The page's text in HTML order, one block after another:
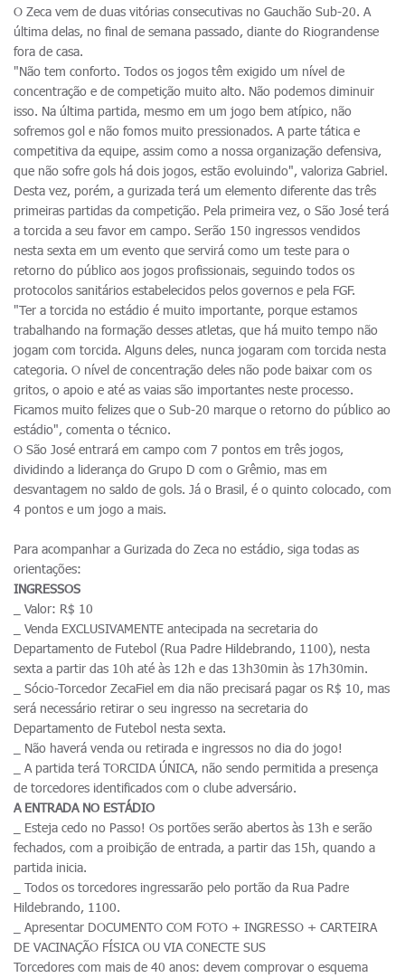
O Zeca vem de duas vitórias consecutivas no Gauchão Sub-20. A
última delas, no final de semana passado, diante do Riograndense
fora de casa.
"Não tem conforto. Todos os jogos têm exigido um nível de
concentração e de competição muito alto. Não podemos diminuir
isso. Na última partida, mesmo em um jogo bem atípico, não
sofremos gol e não fomos muito pressionados. A parte tática e
competitiva da equipe, assim como a nossa organização defensiva,
que não sofre gols há dois jogos, estão evoluindo", valoriza Gabriel.
Desta vez, porém, a gurizada terá um elemento diferente das três
primeiras partidas da competição. Pela primeira vez, o São José terá
a torcida a seu favor em campo. Serão 150 ingressos vendidos
nesta sexta em um evento que servirá como um teste para o
retorno do público aos jogos profissionais, seguindo todos os
protocolos sanitários estabelecidos pelos governos e pela FGF.
"Ter a torcida no estádio é muito importante, porque estamos
trabalhando na formação desses atletas, que há muito tempo não
jogam com torcida. Alguns deles, nunca jogaram com torcida nesta
categoria. O nível de concentração deles não pode baixar com os
gritos, o apoio e até as vaias são importantes neste processo.
Ficamos muito felizes que o Sub-20 marque o retorno do público ao
estádio", comenta o técnico.
O São José entrará em campo com 7 pontos em três jogos,
dividindo a liderança do Grupo D com o Grêmio, mas em
desvantagem no saldo de gols. Já o Brasil, é o quinto colocado, com
4 pontos e um jogo a mais.
Para acompanhar a Gurizada do Zeca no estádio, siga todas as
orientações:
INGRESSOS
_ Valor: R$ 10
_ Venda EXCLUSIVAMENTE antecipada na secretaria do
Departamento de Futebol (Rua Padre Hildebrando, 1100), nesta
sexta a partir das 10h até às 12h e das 13h30min às 17h30min.
_ Sócio-Torcedor ZecaFiel em dia não precisará pagar os R$ 10, mas
será necessário retirar o seu ingresso na secretaria do
Departamento de Futebol nesta sexta.
_ Não haverá venda ou retirada e ingressos no dia do jogo!
_ A partida terá TORCIDA ÚNICA, não sendo permitida a presença
de torcedores identificados com o clube adversário.
A ENTRADA NO ESTÁDIO
_ Esteja cedo no Passo! Os portões serão abertos às 13h e serão
fechados, com a proibição de entrada, a partir das 15h, quando a
partida inicia.
_ Todos os torcedores ingressarão pelo portão da Rua Padre
Hildebrando, 1100.
_ Apresentar DOCUMENTO COM FOTO + INGRESSO + CARTEIRA
DE VACINAÇÃO FÍSICA OU VIA CONECTE SUS
Torcedores com mais de 40 anos: devem comprovar o esquema